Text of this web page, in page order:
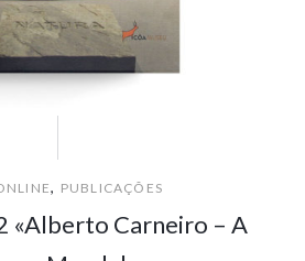
, PUBLICAÇÕES
«Alberto Carneiro – A